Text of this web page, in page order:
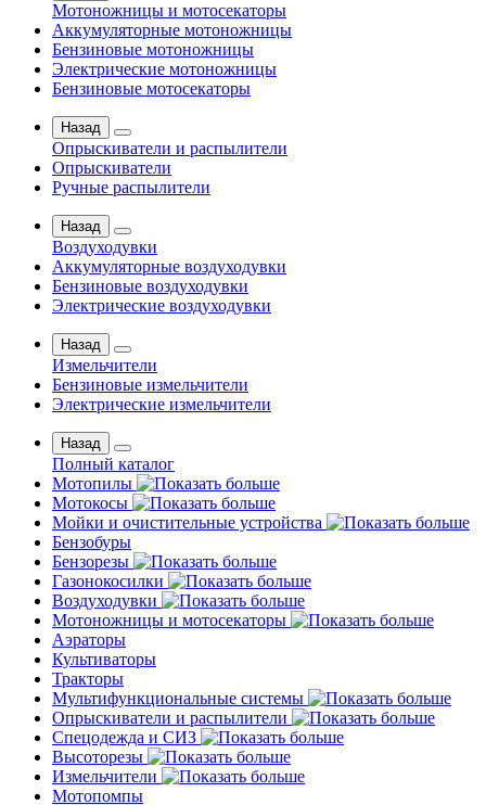
Мотоножницы и мотосекаторы
Аккумуляторные мотоножницы
Бензиновые мотоножницы
Электрические мотоножницы
Бензиновые мотосекаторы
Назад
Опрыскиватели и распылители
Опрыскиватели
Ручные распылители
Назад
Воздуходувки
Аккумуляторные воздуходувки
Бензиновые воздуходувки
Электрические воздуходувки
Назад
Измельчители
Бензиновые измельчители
Электрические измельчители
Назад
Полный каталог
Мотопилы
Мотокосы
Мойки и очистительные устройства
Бензобуры
Бензорезы
Газонокосилки
Воздуходувки
Мотоножницы и мотосекаторы
Аэраторы
Культиваторы
Тракторы
Мультифункциональные системы
Опрыскиватели и распылители
Спецодежда и СИЗ
Высоторезы
Измельчители
Мотопомпы